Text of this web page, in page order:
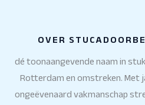
OVER
dé toonaangevende naam in
Rotterdam en omstreken. Met
ongeëvenaard vakmanschap